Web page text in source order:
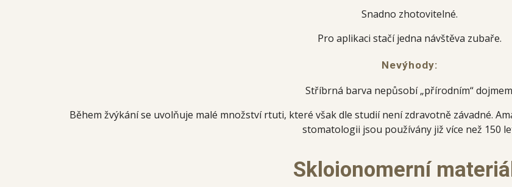
Snadno zhotovitelné.
Pro aplikaci stačí jedna návštěva zubaře.
Nevýhody:
Stříbrná barva nepůsobí „přírodním“
Během žvýkání se uvolňuje malé množství rtuti, které však dle studií není zdravotně závadné.
stomatologii jsou používány již více než 150
Skloionomerní